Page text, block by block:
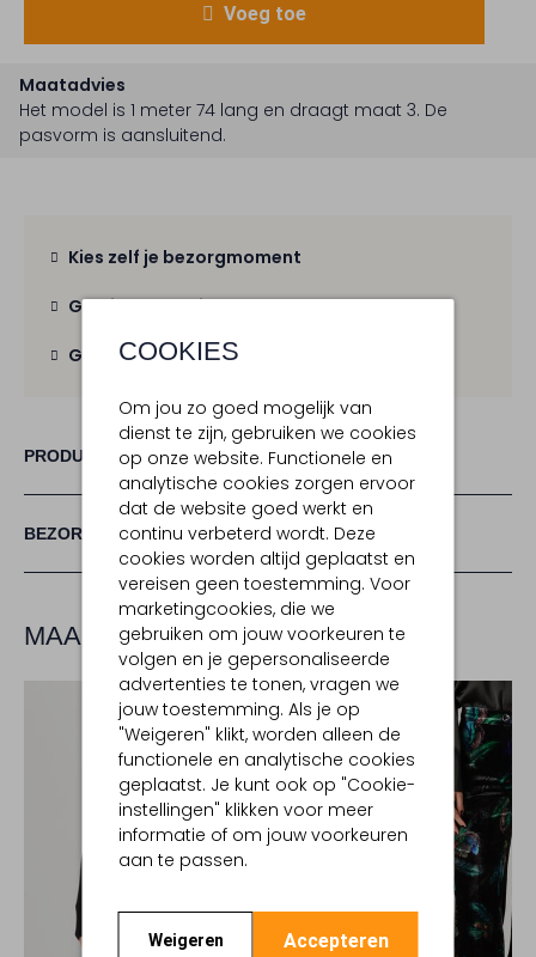
COOKIES
Om jou zo goed mogelijk van
dienst te zijn, gebruiken we cookies
op onze website. Functionele en
analytische cookies zorgen ervoor
dat de website goed werkt en
continu verbeterd wordt. Deze
cookies worden altijd geplaatst en
vereisen geen toestemming. Voor
marketingcookies, die we
gebruiken om jouw voorkeuren te
volgen en je gepersonaliseerde
advertenties te tonen, vragen we
jouw toestemming. Als je op
"Weigeren" klikt, worden alleen de
functionele en analytische cookies
geplaatst. Je kunt ook op "Cookie-
instellingen" klikken voor meer
informatie of om jouw voorkeuren
aan te passen.
Weigeren Accepteren
Voeg toe
Maatadvies
Het model is 1 meter 74 lang en draagt maat 3. De
pasvorm is aansluitend.
Kies zelf je bezorgmoment
Gratis verzendingvanaf € 100,-
Gratis retourbinnen 30 dagen
PRODUCT INFORMATIE
BEZORGEN & RETOURNEREN
MAAK JE LOOK COMPLEET